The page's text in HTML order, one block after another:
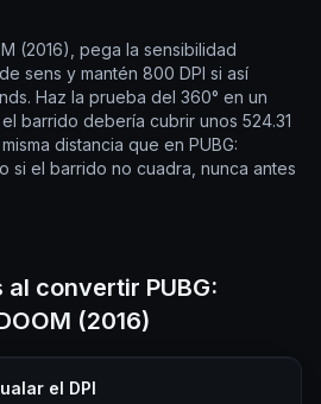
(2016), pega la sensibilidad
sens y mantén 800 DPI si así
Haz la prueba del 360° en un
barrido debería cubrir unos 524.31
distancia que en PUBG:
si el barrido no cuadra, nunca antes
convertir PUBG:
(2016)
el DPI